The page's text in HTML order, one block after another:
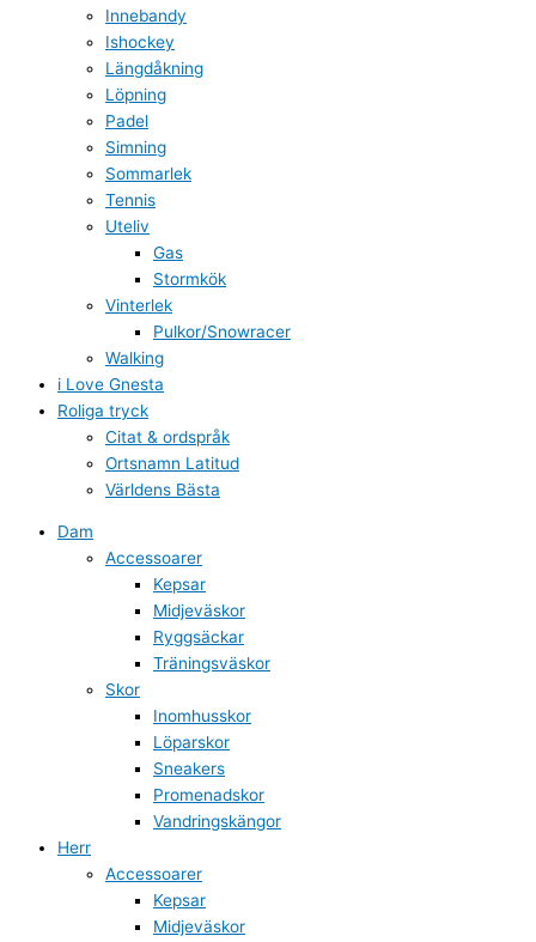
Innebandy
Ishockey
Längdåkning
Löpning
Padel
Simning
Sommarlek
Tennis
Uteliv
Gas
Stormkök
Vinterlek
Pulkor/Snowracer
Walking
i Love Gnesta
Roliga tryck
Citat & ordspråk
Ortsnamn Latitud
Världens Bästa
Dam
Accessoarer
Kepsar
Midjeväskor
Ryggsäckar
Träningsväskor
Skor
Inomhusskor
Löparskor
Sneakers
Promenadskor
Vandringskängor
Herr
Accessoarer
Kepsar
Midjeväskor